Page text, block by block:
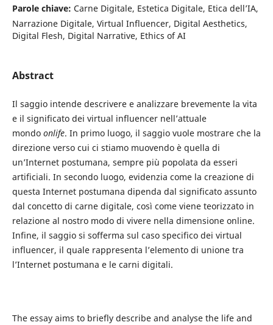
Parole chiave: Carne Digitale, Estetica Digitale, Etica dell’IA,
Narrazione Digitale, Virtual Influencer, Digital Aesthetics,
Digital Flesh, Digital Narrative, Ethics of AI
Abstract
Il saggio intende descrivere e analizzare brevemente la vita
e il significato dei virtual influencer nell’attuale
mondo onlife. In primo luogo, il saggio vuole mostrare che la
direzione verso cui ci stiamo muovendo è quella di
un’Internet postumana, sempre più popolata da esseri
artificiali. In secondo luogo, evidenzia come la creazione di
questa Internet postumana dipenda dal significato assunto
dal concetto di carne digitale, così come viene teorizzato in
relazione al nostro modo di vivere nella dimensione online.
Infine, il saggio si sofferma sul caso specifico dei virtual
influencer, il quale rappresenta l’elemento di unione tra
l’Internet postumana e le carni digitali.
The essay aims to briefly describe and analyse the life and